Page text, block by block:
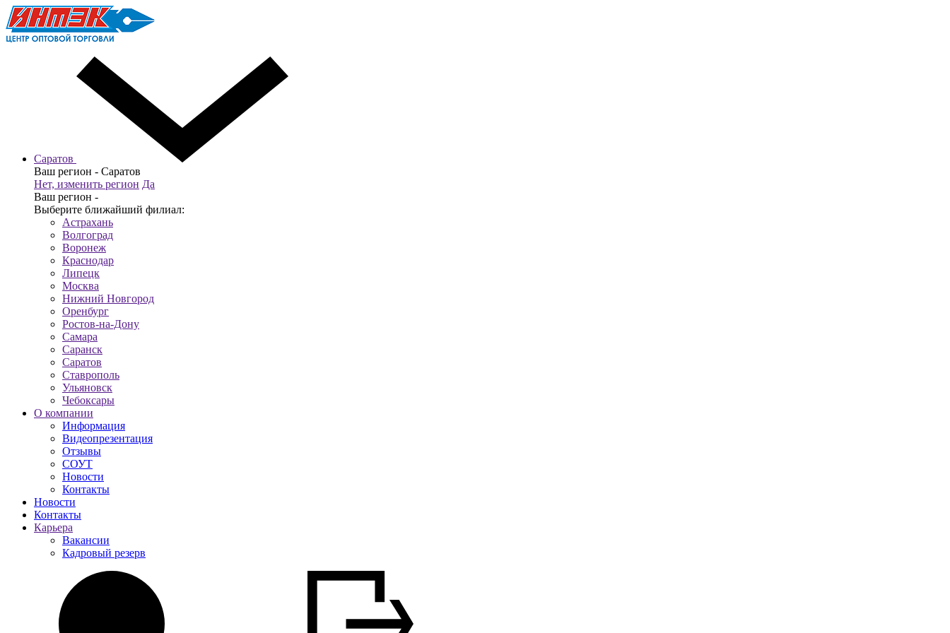
Саратов
Ваш регион - Саратов
Нет, изменить регион Да
Ваш регион -
Выберите ближайший филиал:
Астрахань
Волгоград
Воронеж
Краснодар
Липецк
Москва
Нижний Новгород
Оренбург
Ростов-на-Дону
Самара
Саранск
Саратов
Ставрополь
Ульяновск
Чебоксары
О компании
Информация
Видеопрезентация
Отзывы
СОУТ
Новости
Контакты
Новости
Контакты
Карьера
Вакансии
Кадровый резерв